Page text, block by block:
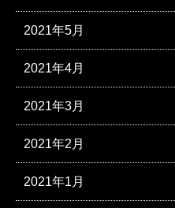
2021年5月
2021年4月
2021年3月
2021年2月
2021年1月